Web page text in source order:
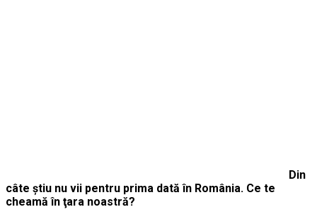
Din
câte ştiu nu vii pentru prima dată în România. Ce te
cheamă în ţara noastră?